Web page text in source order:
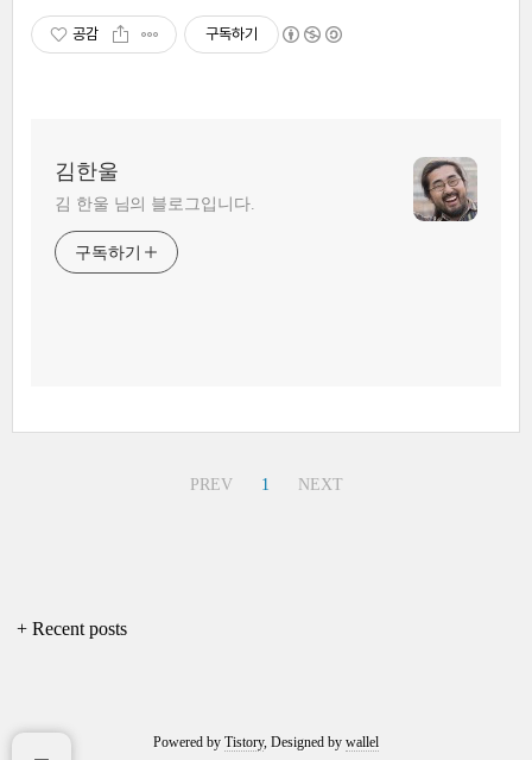
공감 구독하기
김한울
김 한울 님의 블로그입니다.
구독하기
PREV 1 NEXT
+ Recent posts
Powered by Tistory, Designed by wallel